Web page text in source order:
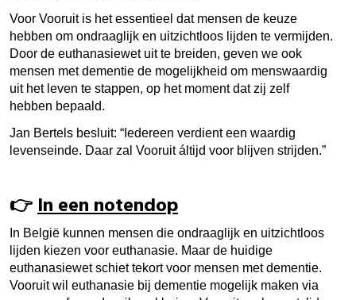
Voor Vooruit is het essentieel dat mensen de keuze
hebben om ondraaglijk en uitzichtloos lijden te vermijden.
Door de euthanasiewet uit te breiden, geven we ook
mensen met dementie de mogelijkheid om menswaardig
uit het leven te stappen, op het moment dat zij zelf
hebben bepaald.
Jan Bertels besluit: “Iedereen verdient een waardig
levenseinde. Daar zal Vooruit áltijd voor blijven strijden.”
👉In een notendop
In België kunnen mensen die ondraaglijk en uitzichtloos
lijden kiezen voor euthanasie. Maar de huidige
euthanasiewet schiet tekort voor mensen met dementie.
Vooruit wil euthanasie bij dementie mogelijk maken via